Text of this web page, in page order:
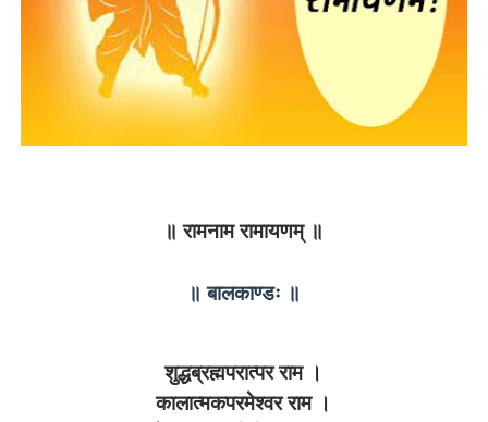
॥ रामनाम रामायणम् ॥
॥ बालकाण्डः ॥
शुद्धब्रह्मपरात्पर राम ।
कालात्मकपरमेश्वर राम ।